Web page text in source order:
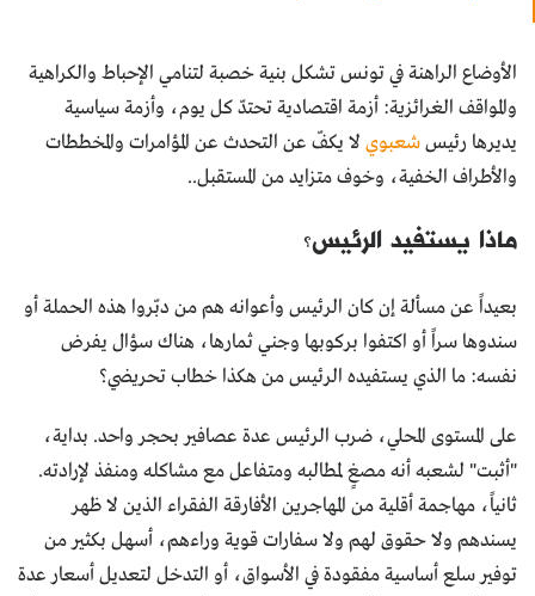
الأوضاع الراهنة في تونس تشكل بنية خصبة لتنامي الإحباط والكراهية
والمواقف الغرائزية: أزمة اقتصادية تحتدّ كل يوم، وأزمة سياسية
يديرها رئيسشعبوي لا يكفّ عن التحدث عن المؤامرات والمخططات
والأطراف الخفية، وخوف متزايد من المستقبل..
ماذا يستفيد الرئيس؟
بعيداً عن مسألة إن كان الرئيس وأعوانه هم من دبّروا هذه الحملة أو
سندوها سراً أو اكتفوا بركوبها وجني ثمارها، هناك سؤال يفرض
نفسه: ما الذي يستفيده الرئيس من هكذا خطاب تحريضي؟
على المستوى المحلي، ضرب الرئيس عدة عصافير بحجر واحد. بداية،
"أثبت" لشعبه أنه مصغٍ لمطالبه ومتفاعل مع مشاكله ومنفذ لإرادته.
ثانياً، مهاجمة أقلية من المهاجرين الأفارقة الفقراء الذين لا ظهر
يسندهم ولا حقوق لهم ولا سفارات قوية وراءهم، أسهل بكثير من
توفير سلع أساسية مفقودة في الأسواق، أو التدخل لتعديل أسعار عدة